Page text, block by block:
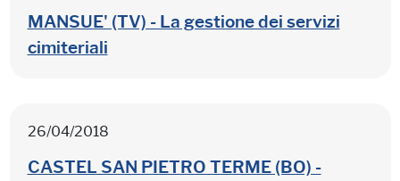
MANSUE' (TV) - La gestione dei servizi
cimiteriali
26/04/2018
CASTEL SAN PIETRO TERME (BO) -